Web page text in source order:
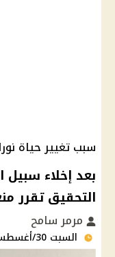
سبب تغيير حياة
بعد إخلاء سبيل
التحقيق تقرر
مرمر سامح
السبت 30/أغسطس/2025 - 03:57 م